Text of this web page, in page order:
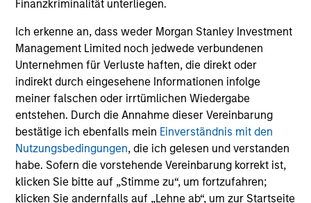
Finanzkriminalität unterliegen.
Ich erkenne an, dass weder Morgan Stanley Investment
Management Limited noch jedwede verbundenen
Unternehmen für Verluste haften, die direkt oder
indirekt durch eingesehene Informationen infolge
meiner falschen oder irrtümlichen Wiedergabe
entstehen. Durch die Annahme dieser Vereinbarung
bestätige ich ebenfalls mein Einverständnis mit den
Nutzungsbedingungen, die ich gelesen und verstanden
habe. Sofern die vorstehende Vereinbarung korrekt ist,
klicken Sie bitte auf „Stimme zu“, um fortzufahren;
klicken Sie andernfalls auf „Lehne ab“, um zur Startseite
bottom-up approach, resulting in a portfolio with
diversified drivers of active risk. We seek to combine our
top-down macroeconomic research with fundamental
bottom-up analysis to build a core portfolio with a bias
toward quality growth stocks.
Investment Process